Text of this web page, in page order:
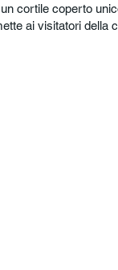
cortile coperto
ai visitatori della